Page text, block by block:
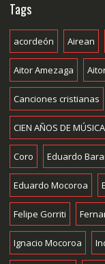
Tags
acordeón Airean
Aitor Amezaga
Canciones cristianas
CIEN AÑOS DE
Coro Eduardo
Eduardo Mocoroa
Felipe Gorriti
Ignacio Mocoroa